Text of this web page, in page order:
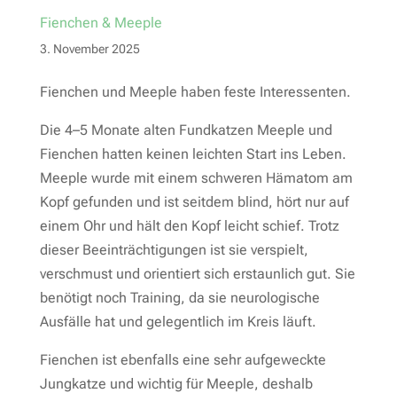
Fienchen & Meeple
3. November 2025
Fienchen und Meeple haben feste Interessenten.
Die 4–5 Monate alten Fundkatzen Meeple und
Fienchen hatten keinen leichten Start ins Leben.
Meeple wurde mit einem schweren Hämatom am
Kopf gefunden und ist seitdem blind, hört nur auf
einem Ohr und hält den Kopf leicht schief. Trotz
dieser Beeinträchtigungen ist sie verspielt,
verschmust und orientiert sich erstaunlich gut. Sie
benötigt noch Training, da sie neurologische
Ausfälle hat und gelegentlich im Kreis läuft.
Fienchen ist ebenfalls eine sehr aufgeweckte
Jungkatze und wichtig für Meeple, deshalb